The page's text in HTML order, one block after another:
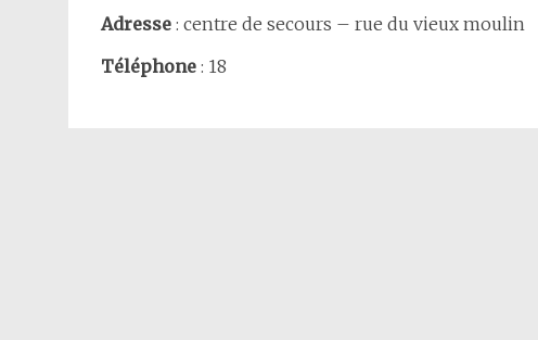
Adresse : centre de secours – rue du vieux moulin
Téléphone : 18